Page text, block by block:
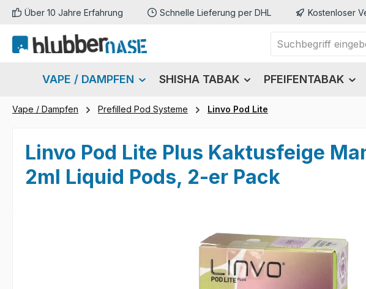
Hauptinhalt springen
Zur Suche springen
Zur Hauptnavigation springen
Über 10 Jahre Erfahrung Schnelle Lieferung per DHL Kostenloser
VAPE / DAMPFEN SHISHA TABAK PFEIFENTABAK
Vape / Dampfen Prefilled Pod Systeme Linvo Pod Lite
Linvo Pod Lite Plus Kaktusfeige
2ml Liquid Pods, 2-er Pack